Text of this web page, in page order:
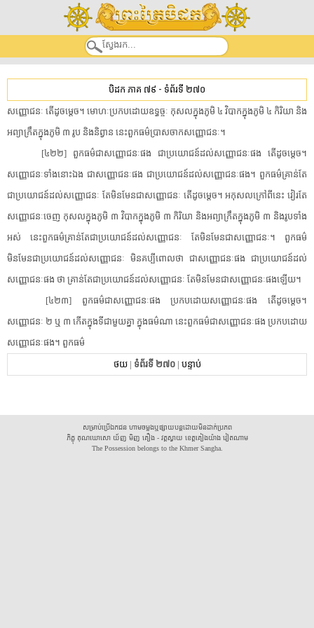
បិដក ភាគ ៧៩ - ទំព័រទី ២៧០
សញ្ញោជនៈ តើ​ដូចម្តេច។ មោហៈ​ប្រកបដោយ​ឧទ្ធច្ចៈ កុសល​ក្នុង​ភូមិ ៤ វិបាក​ក្នុង​ភូមិ ៤ កិរិយា និង​
អព្យាក្រឹត​ក្នុង​ភូមិ ៣ រូប និង​និព្វាន នេះ​ពួក​ធម៌​ប្រាសចាក​សញ្ញោជនៈ។
[៤២២] ពួក​ធម៌​ជា​សញ្ញោជនៈ​ផង ជា​ប្រយោជន៍​ដល់​សញ្ញោជនៈ​ផង តើ​ដូចម្តេច។
សញ្ញោជនៈ​ទាំងនោះ​ឯង ជា​សញ្ញោជនៈ​ផង ជា​ប្រយោជន៍​ដល់​សញ្ញោជនៈ​ផង។ ពួក​ធម៌​គ្រាន់តែ​
ជា​ប្រយោជន៍​ដល់​សញ្ញោជនៈ តែ​មិនមែន​ជា​សញ្ញោជនៈ តើ​ដូចម្តេច។ អកុសល​ក្រៅពី​នេះ វៀរតែ​
សញ្ញោជនៈ​ចេញ កុសល​ក្នុង​ភូមិ ៣ វិបាក​ក្នុង​ភូមិ ៣ កិរិយា និង​អព្យាក្រឹត​ក្នុង​ភូមិ ៣ និង​រូប​ទាំង
អស់ នេះ​ពួក​ធម៌​គ្រាន់តែ​ជា​ប្រយោជន៍​ដល់​សញ្ញោជនៈ តែ​មិនមែន​ជា​សញ្ញោជនៈ។ ពួក​ធម៌​
មិនមែន​ជា​ប្រយោជន៍​ដល់​សញ្ញោជនៈ មិន​គប្បី​ពោល​ថា ជា​សញ្ញោជនៈ​ផង ជា​ប្រយោជន៍​ដល់​
សញ្ញោជនៈ​ផង ថា គ្រាន់តែ​ជា​ប្រយោជន៍​ដល់​សញ្ញោជនៈ តែ​មិនមែន​ជា​សញ្ញោជនៈ​ផង​ឡើយ។
[៤២៣] ពួក​ធម៌​ជា​សញ្ញោជនៈ​ផង ប្រកបដោយ​សញ្ញោជនៈ​ផង តើ​ដូចម្តេច។
សញ្ញោជនៈ ២ ឬ ៣ កើត​ក្នុង​ទី​ជាមួយគ្នា ក្នុង​ធម៌​ណា នេះ​ពួក​ធម៌​ជា​សញ្ញោជនៈ​ផង ប្រកបដោយ​
សញ្ញោជនៈ​ផង។ ពួក​ធម៌
ថយ| ទំព័រទី ២៧០| បន្ទាប់
សម្រាប់ប្រើឯកជន ហាមចម្លងឬផ្សាយបន្តដោយមិនដាក់ប្រភព
ភិក្ខុ គុណឃោសោ យ័ញ មិញ គឿង - វត្តស្វាយ ខេត្តគៀងយ៉ាង វៀតណាម
The Possession belongs to the Khmer Sangha.